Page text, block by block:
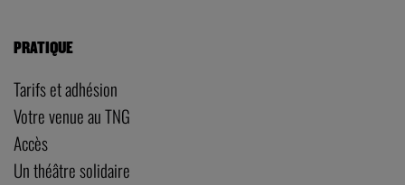
PRATIQUE
Tarifs et adhésion
Votre venue au TNG
Accès
Un théâtre solidaire